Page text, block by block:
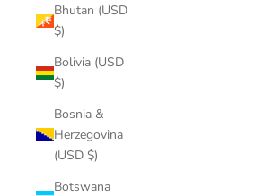
Bhutan (USD
$)
Bolivia (USD
$)
Bosnia &
Herzegovina
(USD $)
Botswana